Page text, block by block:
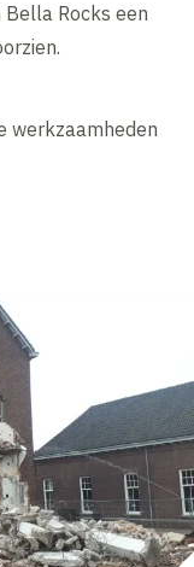
Rocks een
werkzaamheden